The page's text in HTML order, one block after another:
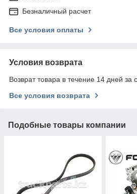
Безналичный расчет
Все условия оплаты
Условия возврата
Возврат товара в течение 14 дней за
Все условия возврата
Подобные товары компании